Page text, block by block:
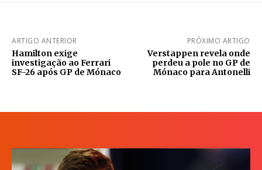
ARTIGO ANTERIOR
Hamilton exige
investigação ao Ferrari
SF-26 após GP de Mónaco
PRÓXIMO ARTIGO
Verstappen revela onde
perdeu a pole no GP de
Mónaco para Antonelli